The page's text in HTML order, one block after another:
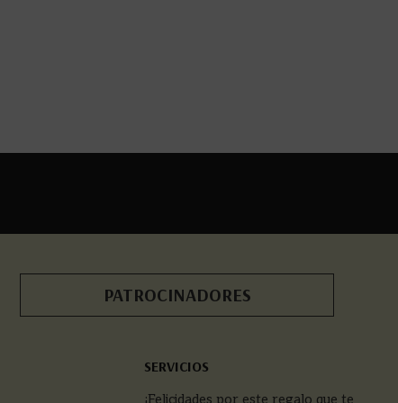
PATROCINADORES
SERVICIOS
¡Felicidades por este regalo que te